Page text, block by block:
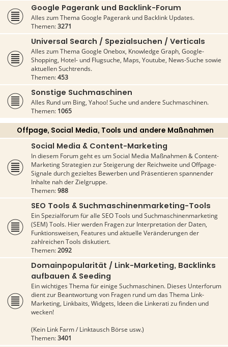
Google Pagerank und Backlink-Forum
Alles zum Thema Google Pagerank und Backlink Updates.
Themen:3271
Universal Search / Spezialsuchen / Verticals
Alles zum Thema Google Onebox, Knowledge Graph, Google-
Shopping, Hotel- und Flugsuche, Maps, Youtube, News-Suche sowie
aktuellen Suchtrends.
Themen:453
Sonstige Suchmaschinen
Alles Rund um Bing, Yahoo! Suche und andere Suchmaschinen.
Themen: 1065
Offpage, Social Media, Tools und andere Maßnahmen
Social Media & Content-Marketing
In diesem Forum geht es um Social Media Maßnahmen & Content-
Marketing Strategien zur Steigerung der Reichweite und Offpage-
Signale durch gezieltes Bewerben und Präsentieren spannender
Inhalte nah der Zielgruppe.
Themen:988
SEO Tools & Suchmaschinenmarketing-Tools
Ein Spezialforum für alle SEO Tools und Suchmaschinenmarketing
(SEM) Tools. Hier werden Fragen zur Interpretation der Daten,
Funktionsweisen, Features und aktuelle Veränderungen der
zahlreichen Tools diskutiert.
Themen:2092
Domainpopularität / Link-Marketing, Backlinks
aufbauen & Seeding
Ein wichtiges Thema für einige Suchmaschinen. Dieses Unterforum
dient zur Beantwortung von Fragen rund um das Thema Link-
Marketing, Linkbaits, Widgets, Ideen die Linkerati zu finden und
wecken!
(Kein Link Farm / Linktausch Börse usw.)
Themen:3401